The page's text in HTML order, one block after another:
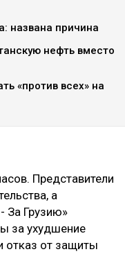
названа причина
нефть вместо
«против всех» на
Представители
а
За Грузию»
за ухудшение
отказ от защиты